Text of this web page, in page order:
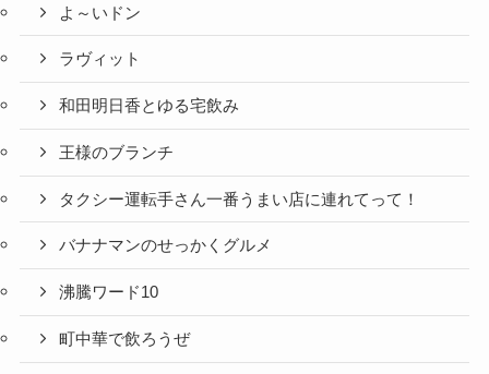
よ～いドン
ラヴィット
和田明日香とゆる宅飲み
王様のブランチ
タクシー運転手さん一番うまい店に連れてって！
バナナマンのせっかくグルメ
沸騰ワード10
町中華で飲ろうぜ